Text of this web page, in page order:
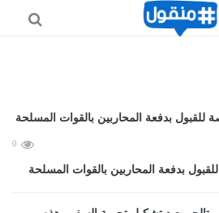
0
بدفعة المحاربين بالقوات المسلحة